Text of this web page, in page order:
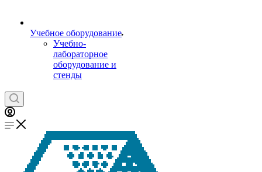
Учебное оборудование
Учебно-
лабораторное
оборудование и
стенды